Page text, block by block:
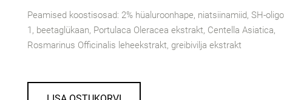
Peamised koostisosad: 2% hüaluroonhape, niatsiinamiid, SH-
1, beetaglükaan, Portulaca Oleracea ekstrakt, Centella Asiatica,
Rosmarinus Officinalis leheekstrakt, greibivilja ekstrakt